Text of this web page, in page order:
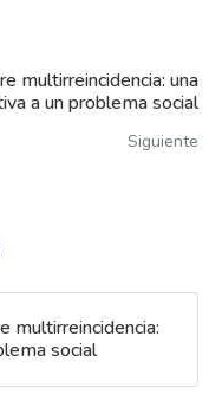
multirreincidencia: una
a un problema social
Siguiente
multirreincidencia:
social